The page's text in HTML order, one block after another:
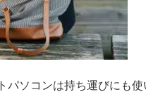
パソコンは持ち運びにも使